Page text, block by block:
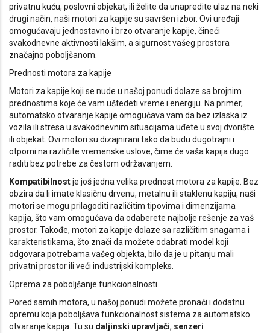
privatnu kuću, poslovni objekat, ili želite da unapredite ulaz na neki
drugi način, naši motori za kapije su savršen izbor. Ovi uređaji
omogućavaju jednostavno i brzo otvaranje kapije, čineći
svakodnevne aktivnosti lakšim, a sigurnost vašeg prostora
značajno poboljšanom.
Prednosti motora za kapije
Motori za kapije koji se nude u našoj ponudi dolaze sa brojnim
prednostima koje će vam uštedeti vreme i energiju. Na primer,
automatsko otvaranje kapije omogućava vam da bez izlaska iz
vozila ili stresa u svakodnevnim situacijama uđete u svoj dvorište
ili objekat. Ovi motori su dizajnirani tako da budu dugotrajni i
otporni na različite vremenske uslove, čime će vaša kapija dugo
raditi bez potrebe za čestom održavanjem.
Kompatibilnostje još jedna velika prednost motora za kapije. Bez
obzira da li imate klasičnu drvenu, metalnu ili staklenu kapiju, naši
motori se mogu prilagoditi različitim tipovima i dimenzijama
kapija, što vam omogućava da odaberete najbolje rešenje za vaš
prostor. Takođe, motori za kapije dolaze sa različitim snagama i
karakteristikama, što znači da možete odabrati model koji
odgovara potrebama vašeg objekta, bilo da je u pitanju mali
privatni prostor ili veći industrijski kompleks.
Oprema za poboljšanje funkcionalnosti
Pored samih motora, u našoj ponudi možete pronaći i dodatnu
opremu koja poboljšava funkcionalnost sistema za automatsko
otvaranje kapija. Tu su daljinski upravljači, senzeri